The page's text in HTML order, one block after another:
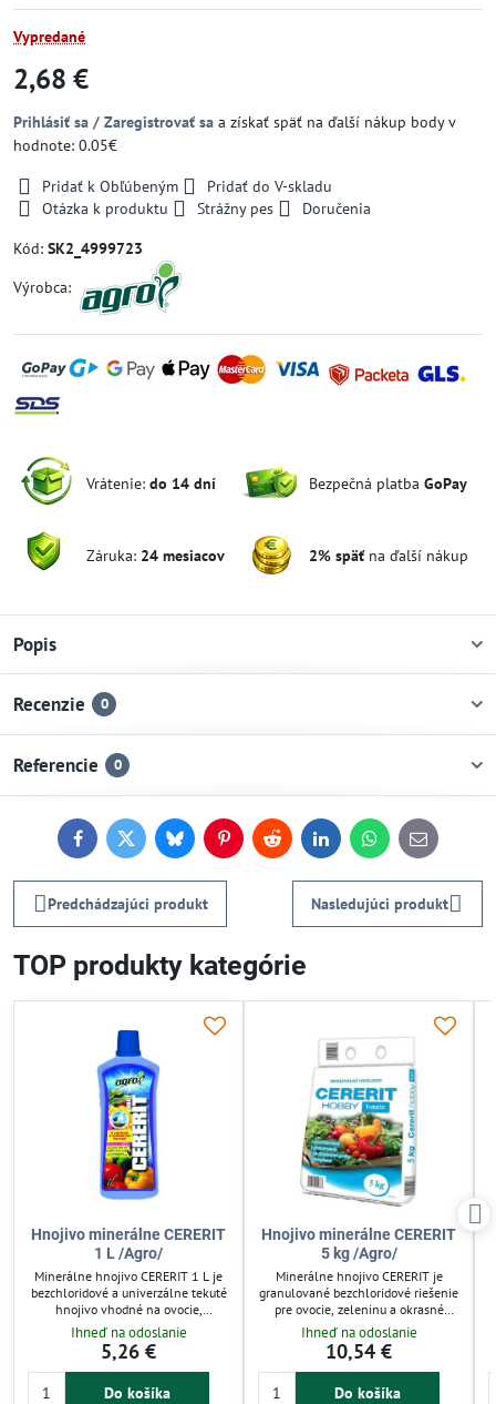
Vypredané
2,68 €
Prihlásiť sa / Zaregistrovať sa a získať späť na ďalší nákup body v
hodnote: 0.05€
Pridať k Obľúbeným
Pridať do V-skladu
Otázka k produktu
Strážny pes
Doručenia
Kód: SK2_4999723
Výrobca:
Vrátenie: do 14 dní Bezpečná platba GoPay
Záruka: 24 mesiacov 2% späťna ďalší nákup
Popis
Recenzie 0
Referencie 0
FacebookTwitterBlueskyPinterestReddit LinkedInWhatsApp
E-
mail
Predchádzajúci produkt Nasledujúci produkt
TOP produkty kategórie
Hnojivo minerálne CERERIT
1 L /Agro/
Minerálne hnojivo CERERIT 1 L je
bezchloridové a univerzálne tekuté
hnojivo vhodné na ovocie,
zeleninu, okrasné dreviny a chmeľ.
Podporuje základné hnojenie aj
prihnojovanie počas celej
vegetačnej sezóny. Obsah horčíka
zvyšuje úrodnosť a zlepšuje
Ihneď na odoslanie
5,26 €
Do košíka
Hnojivo minerálne CERERIT
5 kg /Agro/
Minerálne hnojivo CERERIT je
granulované bezchloridové riešenie
pre ovocie, zeleninu a okrasné
rastliny. Obsahuje dusík, fosfor,
draslík a horčík, ktorý zvyšuje
úrodnosť a zlepšuje farbu plodov.
Vhodné na základné hnojenie aj
prihnojovanie počas vegetácie.
Ihneď na odoslanie
10,54 €
Do košíka